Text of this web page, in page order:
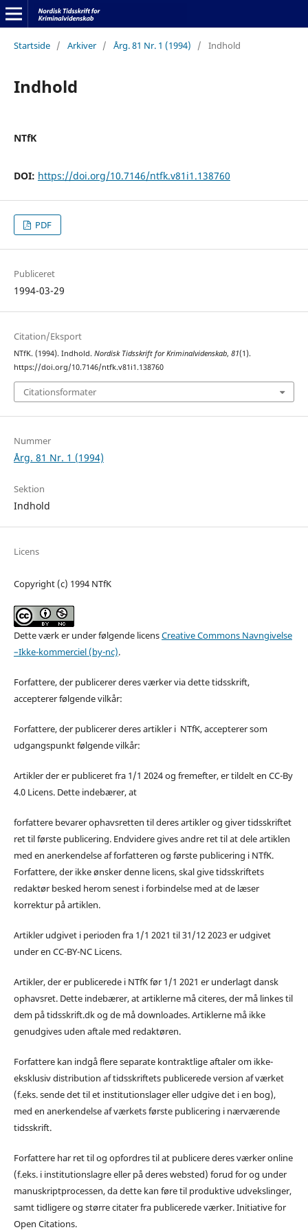
Startside / Arkiver / Årg. 81 Nr. 1 (1994) / Indhold
Indhold
NTfK
DOI: https://doi.org/10.7146/ntfk.v81i1.138760
PDF
Publiceret
1994-03-29
Citation/Eksport
NTfK. (1994). Indhold. Nordisk Tidsskrift for Kriminalvidenskab, 81(1).
https://doi.org/10.7146/ntfk.v81i1.138760
Citationsformater
Nummer
Årg. 81 Nr. 1 (1994)
Sektion
Indhold
Licens
Copyright (c) 1994 NTfK
Dette værk er under følgende licensCreative Commons Navngivelse
–Ikke-kommerciel (by-nc).
Forfattere, der publicerer deres værker via dette tidsskrift,
accepterer følgende vilkår:
Forfattere, der publicerer deres artikler i NTfK, accepterer som
udgangspunkt følgende vilkår:
Artikler der er publiceret fra 1/1 2024 og fremefter, er tildelt en CC-By
4.0 Licens. Dette indebærer, at
forfattere bevarer ophavsretten til deres artikler og giver tidsskriftet
ret til første publicering. Endvidere gives andre ret til at dele artiklen
med en anerkendelse af forfatteren og første publicering i NTfK.
Forfattere, der ikke ønsker denne licens, skal give tidsskriftets
redaktør besked herom senest i forbindelse med at de læser
korrektur på artiklen.
Artikler udgivet i perioden fra 1/1 2021 til 31/12 2023 er udgivet
under en CC-BY-NC Licens.
Artikler, der er publicerede i NTfK før 1/1 2021 er underlagt dansk
ophavsret. Dette indebærer, at artiklerne må citeres, der må linkes til
dem på tidsskrift.dk og de må downloades. Artiklerne må ikke
genudgives uden aftale med redaktøren.
Forfattere kan indgå flere separate kontraktlige aftaler om ikke-
eksklusiv distribution af tidsskriftets publicerede version af værket
(f.eks. sende det til et institutionslager eller udgive det i en bog),
med en anerkendelse af værkets første publicering i nærværende
tidsskrift.
Forfattere har ret til og opfordres til at publicere deres værker online
(f.eks. i institutionslagre eller på deres websted) forud for og under
manuskriptprocessen, da dette kan føre til produktive udvekslinger,
samt tidligere og større citater fra publicerede værker. Initiative for
Open Citations.